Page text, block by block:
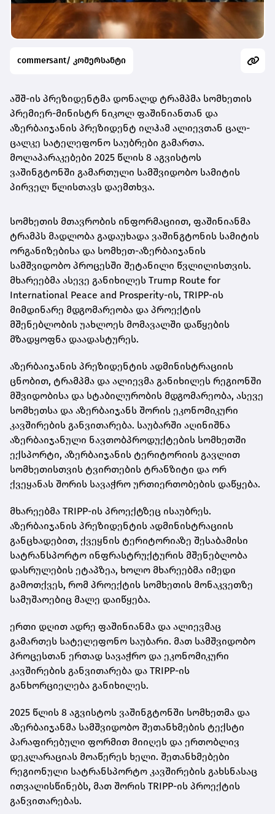
commersant/ კომერსანტი
აშშ-ის პრეზიდენტმა დონალდ ტრამპმა სომხეთის
პრემიერ-მინისტრ ნიკოლ ფაშინიანთან და
აზერბაიჯანის პრეზიდენტ ილჰამ ალიევთან ცალ-
ცალკე სატელეფონო საუბრები გამართა.
მოლაპარაკებები 2025 წლის 8 აგვისტოს
ვაშინგტონში გამართული სამშვიდობო სამიტის
პირველ წლისთავს დაემთხვა.
სომხეთის მთავრობის ინფორმაციით, ფაშინიანმა
ტრამპს მადლობა გადაუხადა ვაშინგტონის სამიტის
ორგანიზებისა და სომხეთ-აზერბაიჯანის
სამშვიდობო პროცესში შეტანილი წვლილისთვის.
მხარეებმა ასევე განიხილეს Trump Route for
International Peace and Prosperity-ის, TRIPP-ის
მიმდინარე მდგომარეობა და პროექტის
მშენებლობის უახლოეს მომავალში დაწყების
მზადყოფნა დაადასტურეს.
აზერბაიჯანის პრეზიდენტის ადმინისტრაციის
ცნობით, ტრამპმა და ალიევმა განიხილეს რეგიონში
მშვიდობისა და სტაბილურობის მდგომარეობა, ასევე
სომხეთსა და აზერბაიჯანს შორის ეკონომიკური
კავშირების განვითარება. საუბარში აღინიშნა
აზერბაიჯანული ნავთობპროდუქტების სომხეთში
ექსპორტი, აზერბაიჯანის ტერიტორიის გავლით
სომხეთისთვის ტვირთების ტრანზიტი და ორ
ქვეყანას შორის სავაჭრო ურთიერთობების დაწყება.
მხარეებმა TRIPP-ის პროექტზეც ისაუბრეს.
აზერბაიჯანის პრეზიდენტის ადმინისტრაციის
განცხადებით, ქვეყნის ტერიტორიაზე შესაბამისი
სატრანსპორტო ინფრასტრუქტურის მშენებლობა
დასრულების ეტაპზეა, ხოლო მხარეებმა იმედი
გამოთქვეს, რომ პროექტის სომხეთის მონაკვეთზე
სამუშაოებიც მალე დაიწყება.
ერთი დღით ადრე ფაშინიანმა და ალიევმაც
გამართეს სატელეფონო საუბარი. მათ სამშვიდობო
პროცესთან ერთად სავაჭრო და ეკონომიკური
კავშირების განვითარება და TRIPP-ის
განხორციელება განიხილეს.
2025 წლის 8 აგვისტოს ვაშინგტონში სომხეთმა და
აზერბაიჯანმა სამშვიდობო შეთანხმების ტექსტი
პარაფირებული ფორმით მიიღეს და ერთობლივ
დეკლარაციას მოაწერეს ხელი. შეთანხმებები
რეგიონული სატრანსპორტო კავშირების გახსნასაც
ითვალისწინებს, მათ შორის TRIPP-ის პროექტის
განვითარებას.